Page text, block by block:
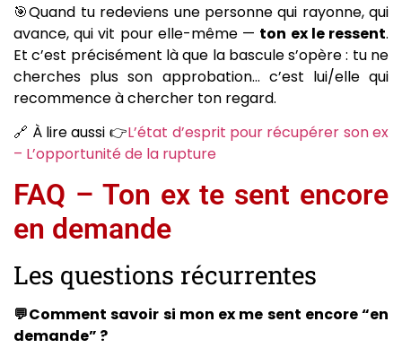
🎯Quand tu redeviens une personne qui rayonne, qui
avance, qui vit pour elle-même — ton ex le ressent.
Et c’est précisément là que la bascule s’opère : tu ne
cherches plus son approbation… c’est lui/elle qui
recommence à chercher ton regard.
🔗 À lire aussi 👉L’état d’esprit pour récupérer son ex
– L’opportunité de la rupture
FAQ – Ton ex te sent encore
en demande
Les questions récurrentes
💬Comment savoir si mon ex me sent encore “en
demande” ?